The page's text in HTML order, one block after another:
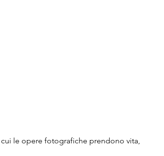
cui le opere fotografiche prendono vita,